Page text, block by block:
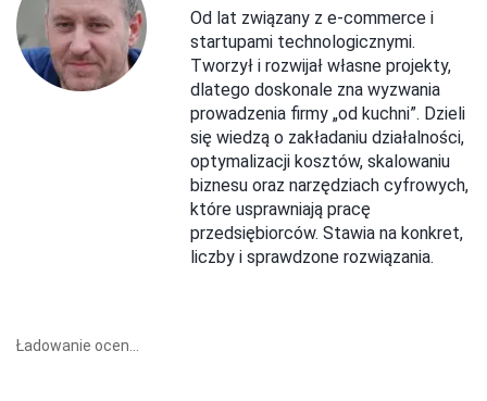
Od lat związany z e-commerce i
startupami technologicznymi.
Tworzył i rozwijał własne projekty,
dlatego doskonale zna wyzwania
prowadzenia firmy „od kuchni”. Dzieli
się wiedzą o zakładaniu działalności,
optymalizacji kosztów, skalowaniu
biznesu oraz narzędziach cyfrowych,
które usprawniają pracę
przedsiębiorców. Stawia na konkret,
liczby i sprawdzone rozwiązania.
Ładowanie ocen...